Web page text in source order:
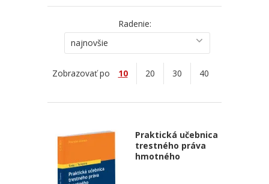
Radenie:
najnovšie
Zobrazovať po 10 20 30 40
Praktická učebnica
trestného práva
hmotného